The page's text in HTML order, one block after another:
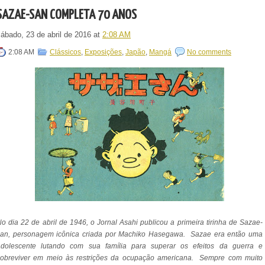
SAN COMPLETA 70 ANOS
23 de abril de 2016 at 2:08 AM
2:08 AM Clássicos, Exposições, Japão, Mangá No comments
dia 22 de abril de 1946, o Jornal Asahi publicou a primeira tirinha de Sazae-
personagem icônica criada por Machiko Hasegawa. Sazae era então uma
lutando com sua família para superar os efeitos da guerra e
em meio às restrições da ocupação americana. Sempre com muito